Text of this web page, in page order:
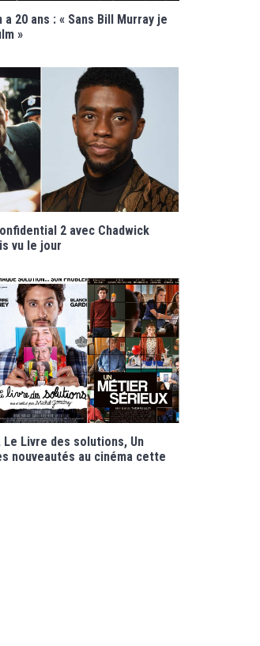
20 ans : « Sans Bill Murray je
»
2 avec Chadwick
vu le jour
Livre des solutions, Un
nouveautés au cinéma cette